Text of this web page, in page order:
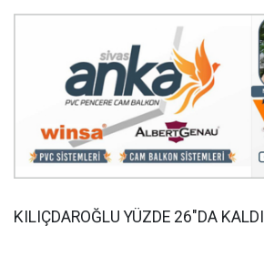
KILIÇDAROĞLU YÜZDE 26"DA KALDI